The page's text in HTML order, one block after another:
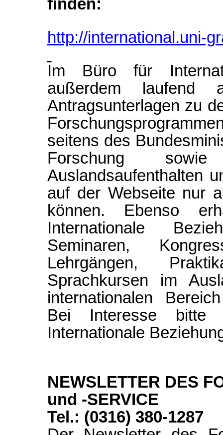
finden:
http://international.uni-
Im Büro für
außerdem laufend
Antragsunterlagen zu
seitens des
Forschung
Auslandsaufenthalten
auf der Webseite nur
können. Ebenso
Internationale
Seminaren,
Lehrgängen,
Sprachkursen im
internationalen
Bei Interesse
Internationale
NEWSLETTER DES
und -SERVICE
Tel.: (0316) 380-1287